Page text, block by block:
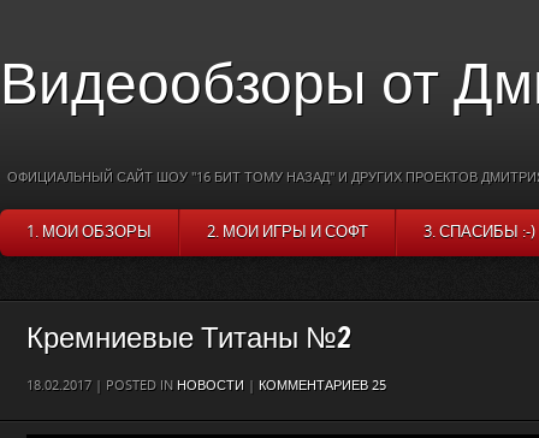
Видеообзоры от
ОФИЦИАЛЬНЫЙ САЙТ ШОУ "16 БИТ ТОМУ НАЗАД" И ДРУГИХ ПРОЕКТОВ
1. МОИ ОБЗОРЫ 2. МОИ ИГРЫ И СОФТ 3. СПАСИБЫ :-)
Кремниевые Титаны №2
18.02.2017 | POSTED IN НОВОСТИ | КОММЕНТАРИЕВ 25